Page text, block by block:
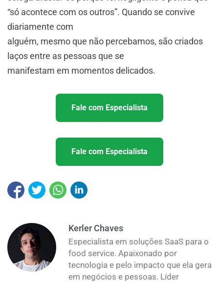
“só acontece com os outros”. Quando se convive
diariamente com
alguém, mesmo que não percebamos, são criados
laços entre as pessoas que se
manifestam em momentos delicados.
Fale com Especialista
Fale com Especialista
Kerler Chaves
Especialista em soluções SaaS para o
food service. Apaixonado por
tecnologia e pelo impacto que ela gera
em negócios e pessoas. Líder